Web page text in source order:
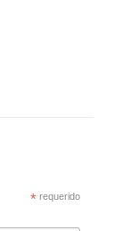
* requerido